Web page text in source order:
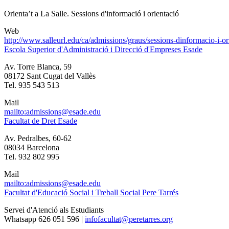
Orienta’t a La Salle. Sessions d'informació i orientació
Web
http://www.salleurl.edu/ca/admissions/graus/sessions-dinformacio-i-
Escola Superior d'Administració i Direcció d'Empreses Esade
Av. Torre Blanca, 59
08172 Sant Cugat del Vallès
Tel. 935 543 513
Mail
mailto:admissions@esade.edu
Facultat de Dret Esade
Av. Pedralbes, 60-62
08034 Barcelona
Tel. 932 802 995
Mail
mailto:admissions@esade.edu
Facultat d'Educació Social i Treball Social Pere Tarrés
Servei d'Atenció als Estudiants
Whatsapp 626 051 596 | infofacultat@peretarres.org